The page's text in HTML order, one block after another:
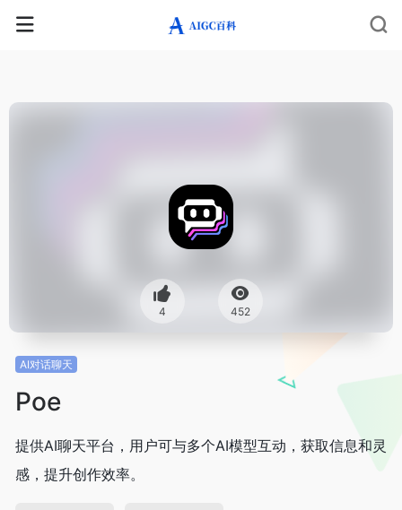
4 452
AI对话聊天
Poe
提供AI聊天平台，用户可与多个AI模型互动，获取信息和灵
感，提升创作效率。